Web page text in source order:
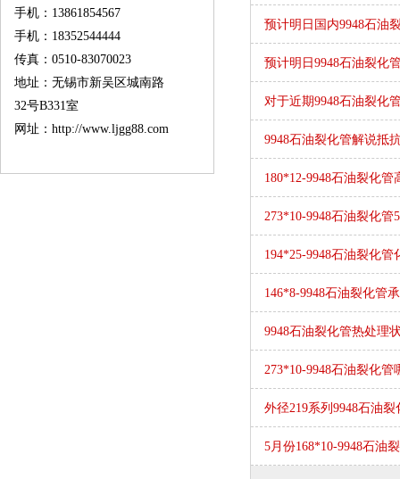
手机：13861854567
手机：18352544444
传真：0510-83070023
地址：无锡市新吴区城南路
32号B331室
网址：http://www.ljgg88.com
预计明日国内9948石油
预计明日9948石油裂化
对于近期9948石油裂化
9948石油裂化管解说抵
180*12-9948石油裂化
273*10-9948石油裂化管
194*25-9948石油裂化管
146*8-9948石油裂化管
9948石油裂化管热处理
273*10-9948石油裂化管
外径219系列9948石油
5月份168*10-9948石油